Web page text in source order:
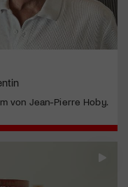
von Jean-Pierre Hoby.